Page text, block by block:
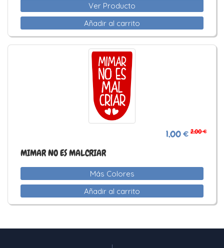
Ver Producto
Añadir al carrito
1,00 € 2,00 €
MIMAR NO ES MALCRIAR
Más Colores
Añadir al carrito